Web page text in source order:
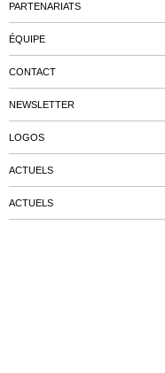
PARTENARIATS
ÉQUIPE
CONTACT
NEWSLETTER
LOGOS
ACTUELS
ACTUELS